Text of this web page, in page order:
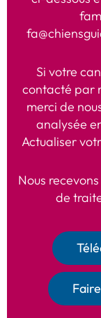
Si votre
contacté par
merci de
analysée
Actualiser
Nous
de